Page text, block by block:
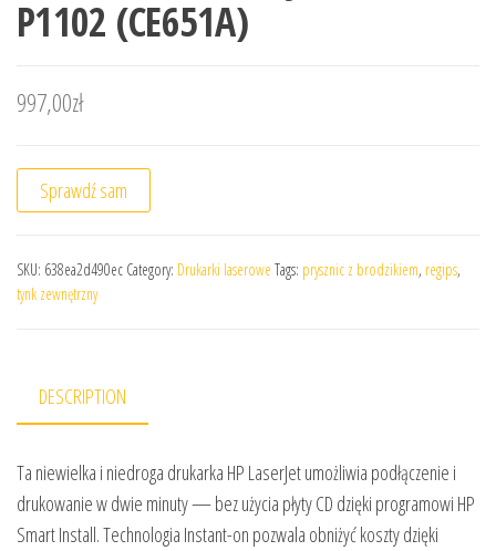
P1102 (CE651A)
997,00zł
Sprawdź sam
SKU: 638ea2d490ec Category: Drukarki laserowe Tags: prysznic z brodzikiem, regips,
tynk zewnętrzny
DESCRIPTION
Ta niewielka i niedroga drukarka HP LaserJet umożliwia podłączenie i
drukowanie w dwie minuty — bez użycia płyty CD dzięki programowi HP
Smart Install. Technologia Instant-on pozwala obniżyć koszty dzięki